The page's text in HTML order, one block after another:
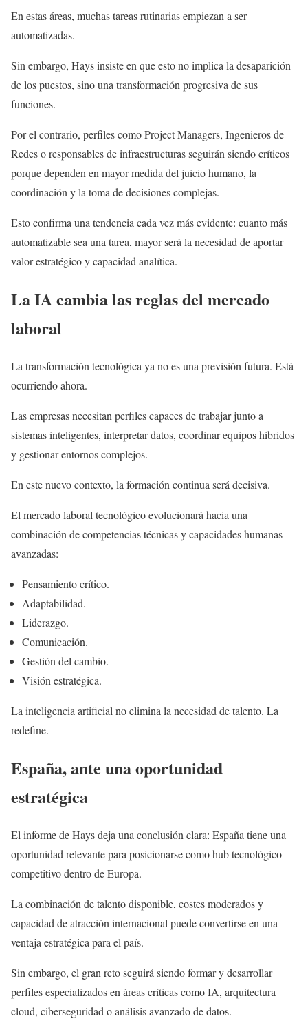
En estas áreas, muchas tareas rutinarias empiezan a ser
automatizadas.
Sin embargo, Hays insiste en que esto no implica la desaparición
de los puestos, sino una transformación progresiva de sus
funciones.
Por el contrario, perfiles como Project Managers, Ingenieros de
Redes o responsables de infraestructuras seguirán siendo críticos
porque dependen en mayor medida del juicio humano, la
coordinación y la toma de decisiones complejas.
Esto confirma una tendencia cada vez más evidente: cuanto más
automatizable sea una tarea, mayor será la necesidad de aportar
valor estratégico y capacidad analítica.
La IA cambia las reglas del mercado
laboral
La transformación tecnológica ya no es una previsión futura. Está
ocurriendo ahora.
Las empresas necesitan perfiles capaces de trabajar junto a
sistemas inteligentes, interpretar datos, coordinar equipos híbridos
y gestionar entornos complejos.
En este nuevo contexto, la formación continua será decisiva.
El mercado laboral tecnológico evolucionará hacia una
combinación de competencias técnicas y capacidades humanas
avanzadas:
Pensamiento crítico.
Adaptabilidad.
Liderazgo.
Comunicación.
Gestión del cambio.
Visión estratégica.
La inteligencia artificial no elimina la necesidad de talento. La
redefine.
España, ante una oportunidad
estratégica
El informe de Hays deja una conclusión clara: España tiene una
oportunidad relevante para posicionarse como hub tecnológico
competitivo dentro de Europa.
La combinación de talento disponible, costes moderados y
capacidad de atracción internacional puede convertirse en una
ventaja estratégica para el país.
Sin embargo, el gran reto seguirá siendo formar y desarrollar
perfiles especializados en áreas críticas como IA, arquitectura
cloud, ciberseguridad o análisis avanzado de datos.